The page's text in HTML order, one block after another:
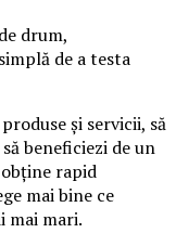
drum,
de a testa
și servicii, să
beneficiezi de un
rapid
mai bine ce
mai mari.